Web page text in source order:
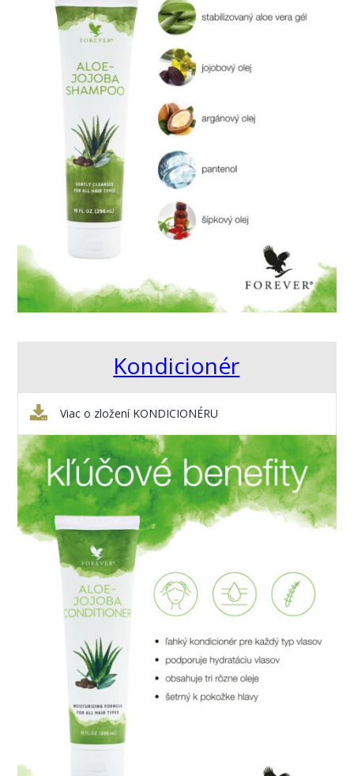
Kondicionér
Viac o zložení KONDICIONÉRU